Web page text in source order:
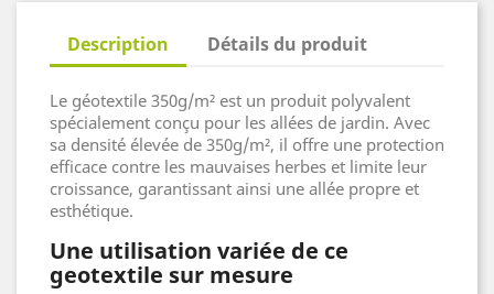
Description Détails du produit
Le géotextile 350g/m² est un produit polyvalent
spécialement conçu pour les allées de jardin. Avec
sa densité élevée de 350g/m², il offre une protection
efficace contre les mauvaises herbes et limite leur
croissance, garantissant ainsi une allée propre et
esthétique.
Une utilisation variée de ce
geotextile sur mesure